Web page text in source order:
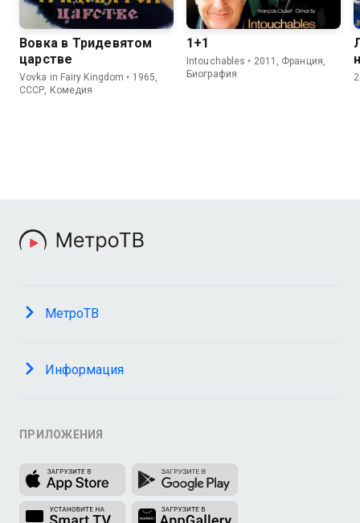
Вовка в Тридевятом
царстве
Vovka in Fairy Kingdom • 1965,
СССР, Комедия
1+1
Intouchables • 2011, Франция,
Биография
МетроТВ
Информация
ПРИЛОЖЕНИЯ